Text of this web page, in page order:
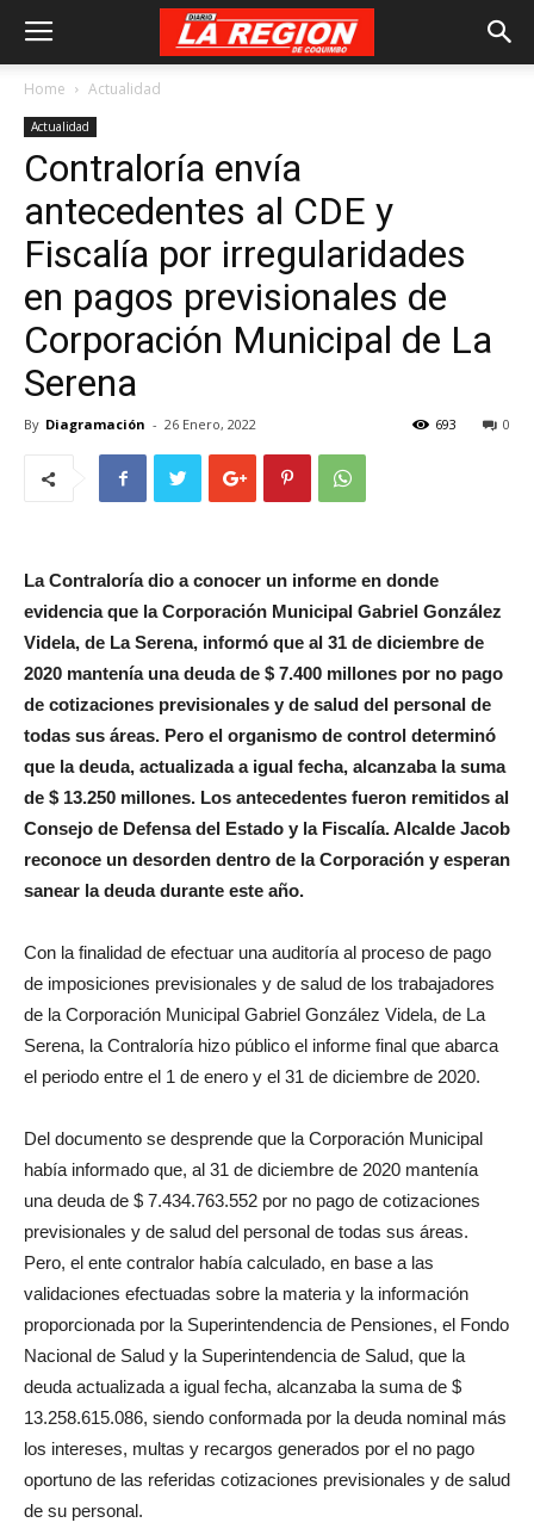
Home Actualidad
Actualidad
Contraloría envía
antecedentes al CDE y
Fiscalía por irregularidades
en pagos previsionales de
Corporación Municipal de La
Serena
By Diagramación - 26 Enero, 2022 0
693
La Contraloría dio a conocer un informe en donde
evidencia que la Corporación Municipal Gabriel González
Videla, de La Serena, informó que al 31 de diciembre de
2020 mantenía una deuda de $ 7.400 millones por no pago
de cotizaciones previsionales y de salud del personal de
todas sus áreas. Pero el organismo de control determinó
que la deuda, actualizada a igual fecha, alcanzaba la suma
de $ 13.250 millones. Los antecedentes fueron remitidos al
Consejo de Defensa del Estado y la Fiscalía. Alcalde Jacob
reconoce un desorden dentro de la Corporación y esperan
sanear la deuda durante este año.
Con la finalidad de efectuar una auditoría al proceso de pago
de imposiciones previsionales y de salud de los trabajadores
de la Corporación Municipal Gabriel González Videla, de La
Serena, la Contraloría hizo público el informe final que abarca
el periodo entre el 1 de enero y el 31 de diciembre de 2020.
Del documento se desprende que la Corporación Municipal
había informado que, al 31 de diciembre de 2020 mantenía
una deuda de $ 7.434.763.552 por no pago de cotizaciones
previsionales y de salud del personal de todas sus áreas.
Pero, el ente contralor había calculado, en base a las
validaciones efectuadas sobre la materia y la información
proporcionada por la Superintendencia de Pensiones, el Fondo
Nacional de Salud y la Superintendencia de Salud, que la
deuda actualizada a igual fecha, alcanzaba la suma de $
13.258.615.086, siendo conformada por la deuda nominal más
los intereses, multas y recargos generados por el no pago
oportuno de las referidas cotizaciones previsionales y de salud
de su personal.